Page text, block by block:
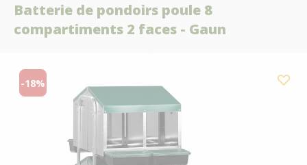
Batterie de pondoirs poule 8
compartiments 2 faces - Gaun
-18%